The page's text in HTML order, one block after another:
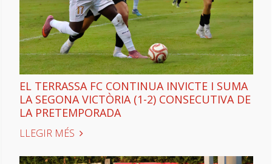
EL TERRASSA FC CONTINUA INVICTE I SUMA
LA SEGONA VICTÒRIA (1-2) CONSECUTIVA DE
LA PRETEMPORADA
LLEGIR MÉS